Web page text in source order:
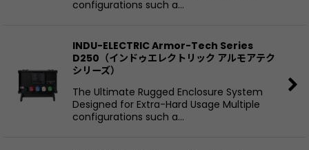
configurations such a…
INDU-ELECTRIC Armor-Tech Series
D250（インドゥエレクトリック アルモアテク
シリーズ）
The Ultimate Rugged Enclosure System
Designed for Extra-Hard Usage Multiple
configurations such a…